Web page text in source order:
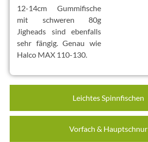
Leichtes Spinnfischen
Vorfach & Hauptschnur
12-14cm Gummifische
mit schweren 80g
Jigheads sind ebenfalls
sehr fängig. Genau wie
Halco MAX 110-130.